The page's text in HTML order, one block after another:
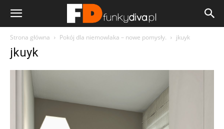
Strona główna Pokój dla niemowlaka – nowe pomysły. jkuyk
jkuyk